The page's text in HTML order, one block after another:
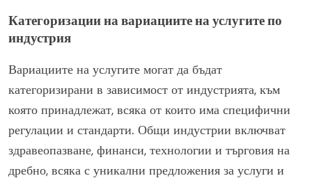
Категоризации на вариациите на услугите по
индустрия
Вариациите на услугите могат да бъдат
категоризирани в зависимост от индустрията, към
която принадлежат, всяка от които има специфични
регулации и стандарти. Общи индустрии включват
здравеопазване, финанси, технологии и търговия на
дребно, всяка с уникални предложения за услуги и